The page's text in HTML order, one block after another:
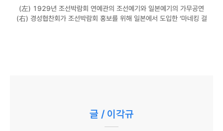
(左) 1929년 조선박람회 연예관의 조선예기와 일본예기의 가무공연
(右) 경성협찬회가 조선박람회 홍보를 위해 일본에서 도입한 ‘마네킹 걸
글 / 이각규